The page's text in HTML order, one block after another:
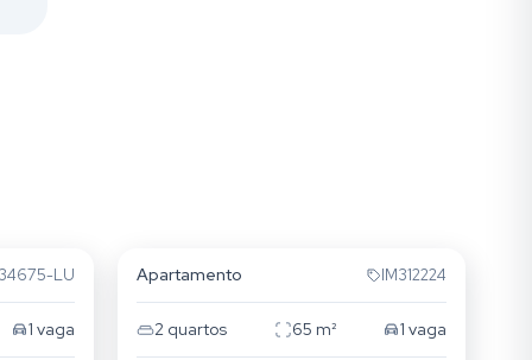
LU
1 vaga
Apartamento IM312224
2 quartos 65 m² 1 vaga